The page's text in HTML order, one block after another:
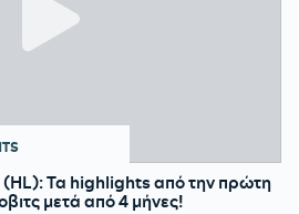
(HL): Τα highlights από την πρώτη
μετά από 4 μήνες!